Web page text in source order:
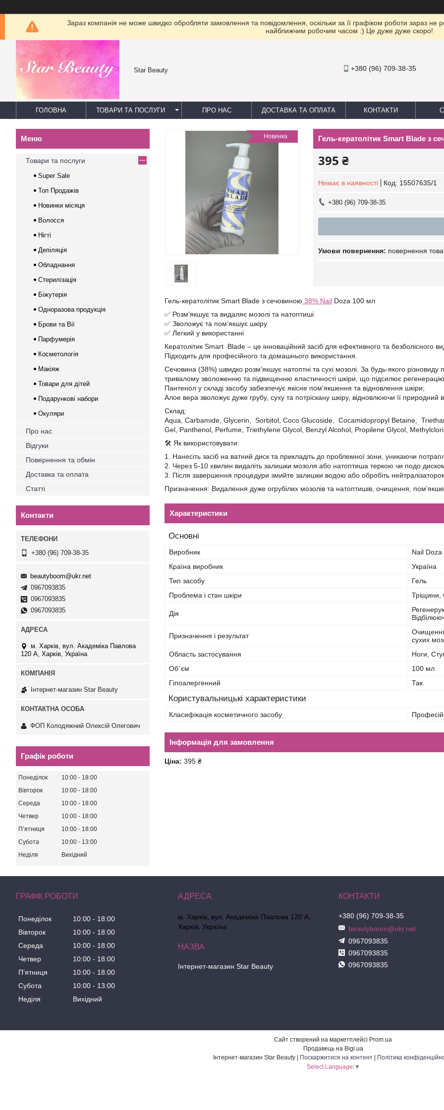
Зараз компанія не може швидко обробляти замовлення та повідомлення, оскільки за її графіком роботи зараз
найближчим робочим часом :) Це дуже дуже скоро!
Star Beauty +380 (96) 709-38-35
ГОЛОВНА ТОВАРИ ТА ПОСЛУГИ ПРО НАС ДОСТАВКА ТА ОПЛАТА КОНТАКТИ
Новинка Гель-кератолітик Smart Blade з
395 ₴
Немає в наявності Код: 15507635/1
+380 (96) 709-38-35
повернення
Гель-кератолітик Smart Blade з сечовиною 38% Nail Doza 100 мл
✅ Розм’якшує та видаляє мозолі та натоптиші
✅ Зволожує та пом’якшує шкіру
✅ Легкий у використанні
Кератолітик Smart Blade – це інноваційний засіб для ефективного та безболісного
Підходить для професійного та домашнього використання.
Сечовина (38%) швидко розм'якшує натоптні та сухі мозолі. За будь-якого
тривалому зволоженню та підвищенню еластичності шкіри, що підсилює регенерацію
Пантенол у складі засобу забезпечує якісне пом'якшення та відновлення шкіри;
Алое вера зволожує дуже грубу, суху та потріскану шкіру, відновлюючи її природний
Склад:
Aqua, Carbamide, Glycerin, Sorbitol, Coco Glucoside, Cocamidopropyl Betaine,
Gel, Panthenol, Perfume, Triethylene Glycol, Benzyl Alcohol, Propilene Glycol,
🛠 Як використовувати:
1. Нанесіть засіб на ватний диск та прикладіть до проблемної зони, уникаючи
2. Через 5-10 хвилин видаліть залишки мозоля або натоптиша теркою чи подо
3. Після завершення процедури змийте залишки водою або обробіть
Призначення: Видалення дуже огрубілих мозолів та натоптишів, очищення,
Характеристики
Основні
Виробник
Nail Doza
Країна виробник
Україна
Тип засобу
Гель
Проблема і стан шкіри
Тріщини,
Дія
Призначення і результат
сухих
Область застосування
Ноги,
Об`єм
100 мл
Гіпоалергенний
Так
Користувальницькі характеристики
Класифікація косметичного засобу
Інформація для замовлення
Ціна: 395 ₴
Товари та послуги
Super Sale
Топ Продажів
Новинки місяця
Волосся
Нігті
Депіляція
Обладнання
Стерилізація
Біжутерія
Одноразова продукція
Брови та Вії
Парфумерія
Косметологія
Макіяж
Товари для дітей
Подарункові набори
Окуляри
Про нас
Відгуки
Повернення та обмін
Доставка та оплата
Статті
Контакти
+380 (96) 709-38-35
beautyboom@ukr.net
0967093835
0967093835
0967093835
м. Харків, вул. Академіка Павлова
120 А, Харків, Україна
Інтернет-магазин Star Beauty
ФОП Колодяжний Олексій Олегович
Графік роботи
Понеділок 10:00
18:00
Вівторок
10:00
18:00
Середа
10:00
18:00
Четвер
10:00
18:00
Пʼятниця
10:00
18:00
Субота
10:00
13:00
Неділя
Вихідний
ГРАФІК РОБОТИ
Понеділок 10:00
18:00
Вівторок
10:00
18:00
Середа
10:00
18:00
Четвер
10:00
18:00
Пʼятниця
10:00
18:00
Субота
10:00
13:00
Неділя
Вихідний
м. Харків, вул. Академіка Павлова 120 А,
Харків, Україна
Інтернет-магазин Star Beauty
+380 (96) 709-38-35
beautyboom@ukr.net
0967093835
0967093835
0967093835
Сайт створений на маркетплейсі Prom.ua
Продавець на Bigl.ua
Інтернет-магазин Star Beauty | Поскаржитися на контент | Політика
Select Language ▼